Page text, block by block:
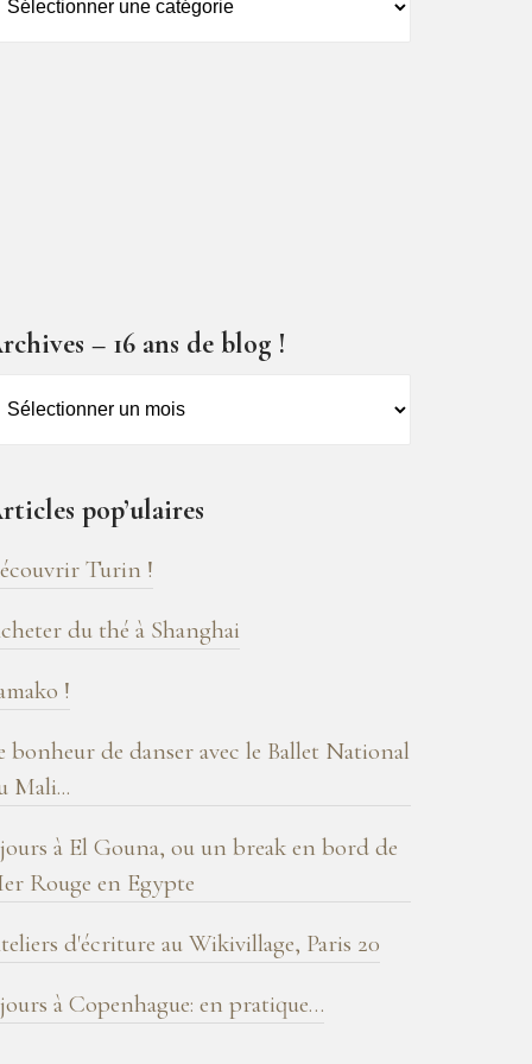
– 16 ans de blog !
pop’ulaires
Turin !
du thé à Shanghai
!
bonheur de danser avec le Ballet National
Mali...
à El Gouna, ou un break en bord de
Rouge en Egypte
d'écriture au Wikivillage, Paris 20
à Copenhague: en pratique…